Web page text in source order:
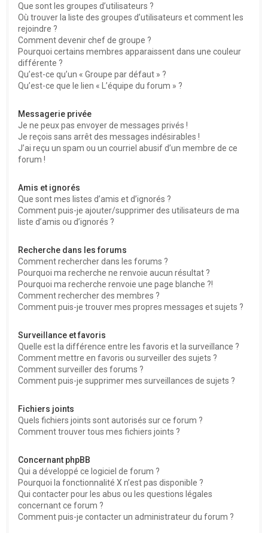
Que sont les groupes d’utilisateurs ?
Où trouver la liste des groupes d’utilisateurs et comment les
rejoindre ?
Comment devenir chef de groupe ?
Pourquoi certains membres apparaissent dans une couleur
différente ?
Qu’est-ce qu’un « Groupe par défaut » ?
Qu’est-ce que le lien « L’équipe du forum » ?
Messagerie privée
Je ne peux pas envoyer de messages privés !
Je reçois sans arrêt des messages indésirables !
J’ai reçu un spam ou un courriel abusif d’un membre de ce
forum !
Amis et ignorés
Que sont mes listes d’amis et d’ignorés ?
Comment puis-je ajouter/supprimer des utilisateurs de ma
liste d’amis ou d’ignorés ?
Recherche dans les forums
Comment rechercher dans les forums ?
Pourquoi ma recherche ne renvoie aucun résultat ?
Pourquoi ma recherche renvoie une page blanche ?!
Comment rechercher des membres ?
Comment puis-je trouver mes propres messages et sujets ?
Surveillance et favoris
Quelle est la différence entre les favoris et la surveillance ?
Comment mettre en favoris ou surveiller des sujets ?
Comment surveiller des forums ?
Comment puis-je supprimer mes surveillances de sujets ?
Fichiers joints
Quels fichiers joints sont autorisés sur ce forum ?
Comment trouver tous mes fichiers joints ?
Concernant phpBB
Qui a développé ce logiciel de forum ?
Pourquoi la fonctionnalité X n’est pas disponible ?
Qui contacter pour les abus ou les questions légales
concernant ce forum ?
Comment puis-je contacter un administrateur du forum ?